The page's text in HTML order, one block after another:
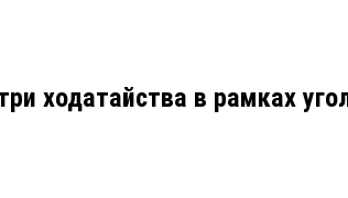
ходатайства в рамках